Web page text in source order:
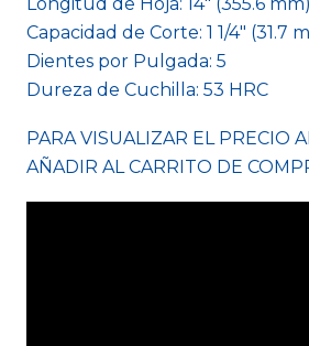
Capacidad de Corte: 1 1/4" (31.7
Dientes por Pulgada: 5
Dureza de Cuchilla: 53 HRC
PARA VISUALIZAR EL PRECIO
AÑADIR AL CARRITO DE